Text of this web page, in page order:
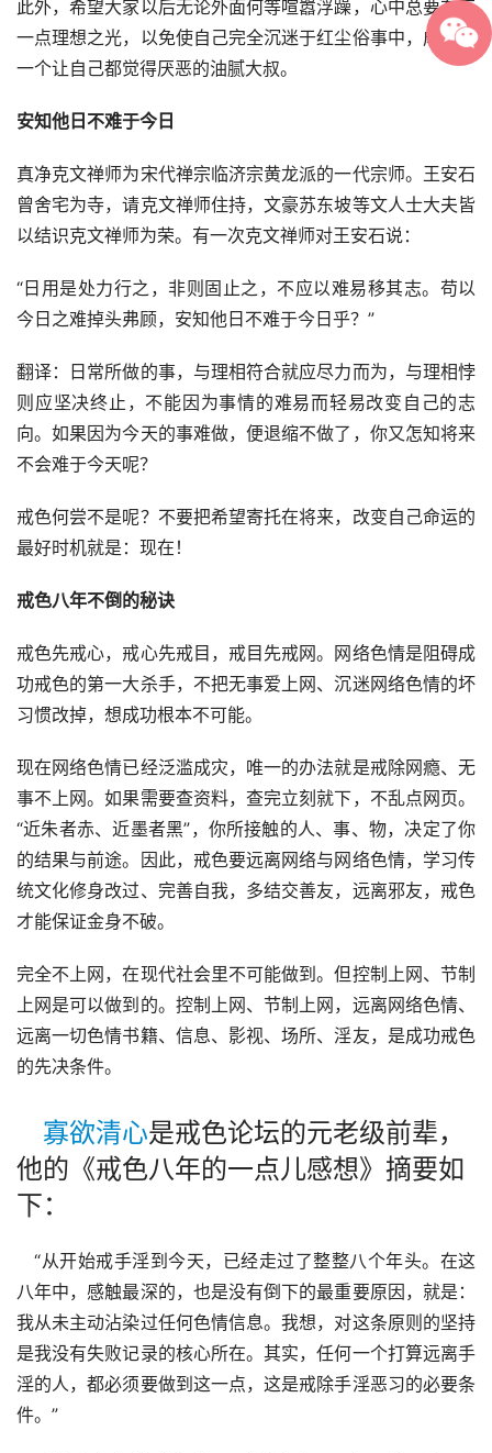
此外，希望大家以后无论外面何等喧嚣浮躁，心中总要存有
一点理想之光，以免使自己完全沉迷于红尘俗事中，成长为
一个让自己都觉得厌恶的油腻大叔。
安知他日不难于今日
真净克文禅师为宋代禅宗临济宗黄龙派的一代宗师。王安石
曾舍宅为寺，请克文禅师住持，文豪苏东坡等文人士大夫皆
以结识克文禅师为荣。有一次克文禅师对王安石说：
“日用是处力行之，非则固止之，不应以难易移其志。苟以
今日之难掉头弗顾，安知他日不难于今日乎？”
翻译：日常所做的事，与理相符合就应尽力而为，与理相悖
则应坚决终止，不能因为事情的难易而轻易改变自己的志
向。如果因为今天的事难做，便退缩不做了，你又怎知将来
不会难于今天呢？
戒色何尝不是呢？不要把希望寄托在将来，改变自己命运的
最好时机就是：现在！
戒色八年不倒的秘诀
戒色先戒心，戒心先戒目，戒目先戒网。网络色情是阻碍成
功戒色的第一大杀手，不把无事爱上网、沉迷网络色情的坏
习惯改掉，想成功根本不可能。
现在网络色情已经泛滥成灾，唯一的办法就是戒除网瘾、无
事不上网。如果需要查资料，查完立刻就下，不乱点网页。
“近朱者赤、近墨者黑”，你所接触的人、事、物，决定了你
的结果与前途。因此，戒色要远离网络与网络色情，学习传
统文化修身改过、完善自我，多结交善友，远离邪友，戒色
才能保证金身不破。
完全不上网，在现代社会里不可能做到。但控制上网、节制
上网是可以做到的。控制上网、节制上网，远离网络色情、
远离一切色情书籍、信息、影视、场所、淫友，是成功戒色
的先决条件。
寡欲清心是戒色论坛的元老级前辈，
他的《戒色八年的一点儿感想》摘要如
下：
“从开始戒手淫到今天，已经走过了整整八个年头。在这
八年中，感触最深的，也是没有倒下的最重要原因，就是：
我从未主动沾染过任何色情信息。我想，对这条原则的坚持
是我没有失败记录的核心所在。其实，任何一个打算远离手
淫的人，都必须要做到这一点，这是戒除手淫恶习的必要条
件。”